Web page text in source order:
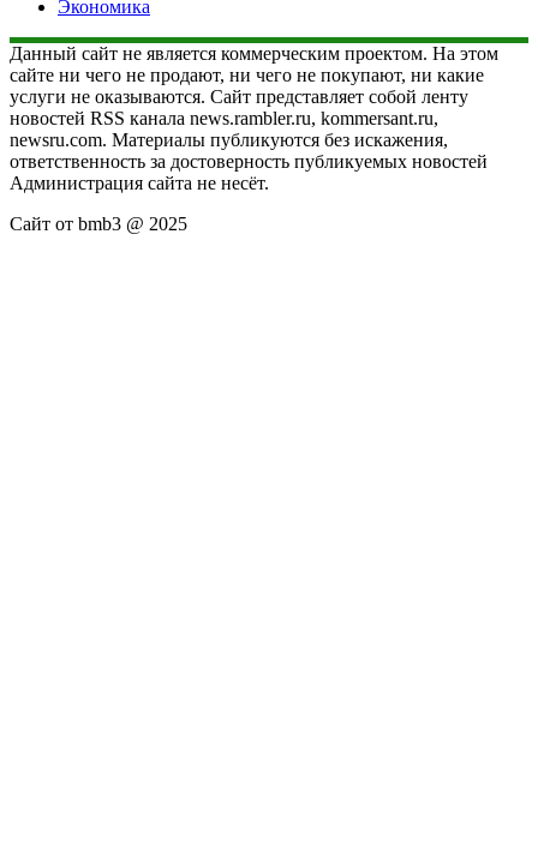
Экономика
Данный сайт не является коммерческим проектом. На этом
сайте ни чего не продают, ни чего не покупают, ни какие
услуги не оказываются. Сайт представляет собой ленту
новостей RSS канала news.rambler.ru, kommersant.ru,
newsru.com. Материалы публикуются без искажения,
ответственность за достоверность публикуемых новостей
Администрация сайта не несёт.
Сайт от bmb3 @ 2025